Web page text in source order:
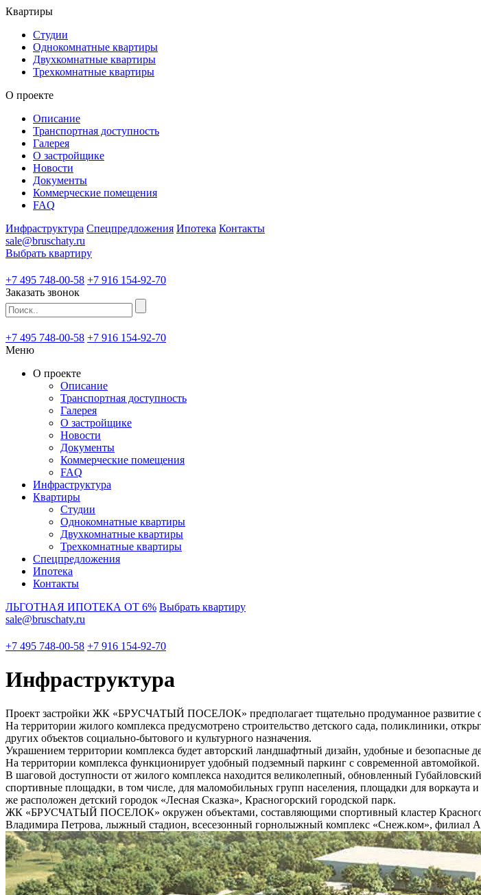
Квартиры
Студии
Однокомнатные квартиры
Двухкомнатные квартиры
Трехкомнатные квартиры
О проекте
Описание
Транспортная доступность
Галерея
О застройщике
Новости
Документы
Коммерческие помещения
FAQ
Инфраструктура Спецпредложения Ипотека Контакты
sale@bruschaty.ru
Выбрать квартиру
+7 495 748-00-58 +7 916 154-92-70
Заказать звонок
+7 495 748-00-58 +7 916 154-92-70
Меню
О проекте
Описание
Транспортная доступность
Галерея
О застройщике
Новости
Документы
Коммерческие помещения
FAQ
Инфраструктура
Квартиры
Студии
Однокомнатные квартиры
Двухкомнатные квартиры
Трехкомнатные квартиры
Спецпредложения
Ипотека
Контакты
ЛЬГОТНАЯ ИПОТЕКА ОТ 6% Выбрать квартиру
sale@bruschaty.ru
+7 495 748-00-58 +7 916 154-92-70
Инфраструктура
Проект застройки ЖК «БРУСЧАТЫЙ ПОСЕЛОК» предполагает тщательно продуманное развитие
На территории жилого комплекса предусмотрено строительство детского сада, поликлиники,
других объектов социально-бытового и культурного назначения.
Украшением территории комплекса будет авторский ландшафтный дизайн, удобные и безопасные
На территории комплекса функционирует удобный подземный паркинг с современной
В шаговой доступности от жилого комплекса находится великолепный, обновленный
спортивные площадки, в том числе, для маломобильных групп населения, площадки для воркаута
же расположен детский городок «Лесная Сказка», Красногорский городской парк.
ЖК «БРУСЧАТЫЙ ПОСЕЛОК» окружен объектами, составляющими спортивный кластер
Владимира Петрова, лыжный стадион, всесезонный горнолыжный комплекс «Снеж.ком», филиал